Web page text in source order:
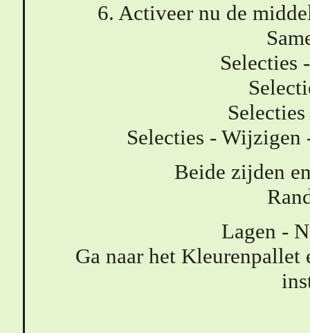
6. Activeer nu de
Selecties
Selecties - Wijzigen
Beide zijden
Lagen -
Ga naar het Kleurenpallet